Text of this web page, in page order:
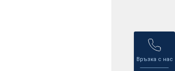
Връзка с нас